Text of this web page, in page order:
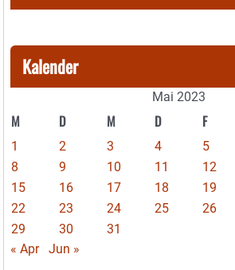
Kalender
Mai 2023
M D M D F
1 2 3 4 5
8
9 10 11 12
15
16 17 18 19
22
23 24 25 26
29
30
31
« Apr
Jun »